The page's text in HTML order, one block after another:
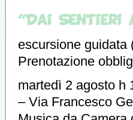
“Dai Sentieri
escursione guidata
Prenotazione
martedì 2 agosto h
– Via Francesco